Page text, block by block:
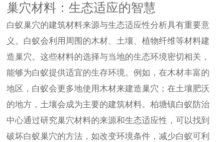
巢穴材料：生态适应的智慧
白蚁巢穴的建筑材料来源与生态适应性分析具有重要意
义。白蚁会利用周围的木材、土壤、植物纤维等材料建
造巢穴。这些材料的选择与当地的生态环境密切相关，
能够为白蚁提供适宜的生存环境。例如，在木材丰富的
地区，白蚁会更多地使用木材来建造巢穴；在土壤肥沃
的地方，土壤会成为主要的建筑材料。柏塘镇白蚁防治
中心通过研究巢穴材料的来源和生态适应性，可以找到
破坏白蚁巢穴的方法，如改变环境条件，减少白蚁可利